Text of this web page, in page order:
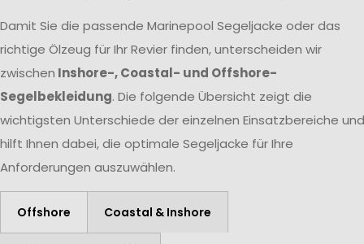
Damit Sie die passende Marinepool Segeljacke oder das
richtige Ölzeug für Ihr Revier finden, unterscheiden wir
zwischen Inshore-, Coastal- und Offshore-
Segelbekleidung. Die folgende Übersicht zeigt die
wichtigsten Unterschiede der einzelnen Einsatzbereiche und
hilft Ihnen dabei, die optimale Segeljacke für Ihre
Anforderungen auszuwählen.
Offshore Coastal & Inshore